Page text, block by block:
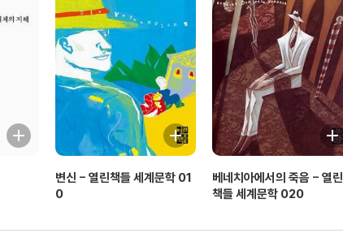
변신 - 열린책들 세계문학 01
0
베네치아에서의 죽음 - 열린
책들 세계문학 020